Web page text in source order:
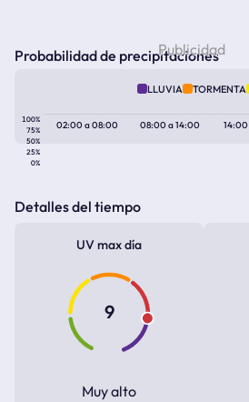
Probabilidad de precipitaciones
LLUVIA TORMENTA
100%
75%
50%
25%
0%
02:00a08:00 08:00a14:00 14:00
Detalles del tiempo
UV max día
9
Muy alto